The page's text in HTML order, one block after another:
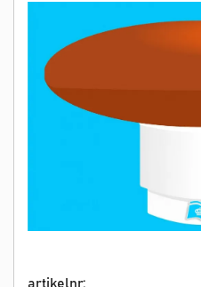
artikelnr: